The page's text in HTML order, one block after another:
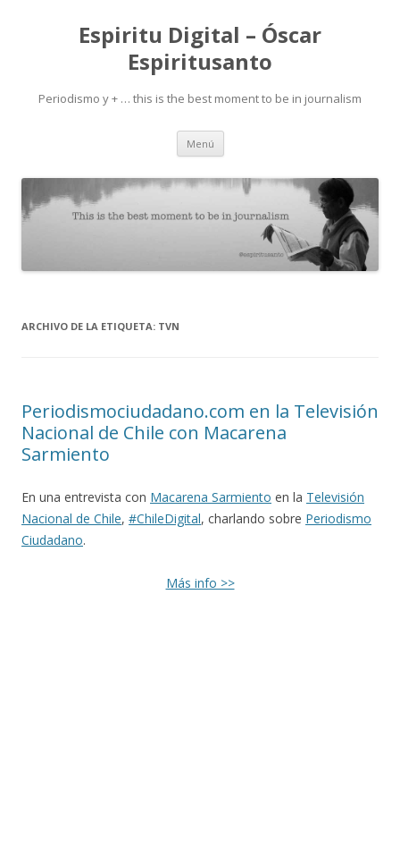
Espiritu Digital – Óscar
Espiritusanto
Periodismo y + … this is the best moment to be in journalism
Menú Ir
contenido
ARCHIVO DE LA ETIQUETA: TVN
Periodismociudadano.com en la Televisión
Nacional de Chile con Macarena
Sarmiento
En una entrevista con Macarena Sarmiento en la Televisión
Nacional de Chile, #ChileDigital, charlando sobre Periodismo
Ciudadano.
Más info >>